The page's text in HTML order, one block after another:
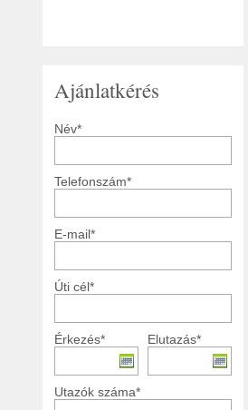
Ajánlatkérés
Név*
Telefonszám*
E-mail*
Úti cél*
Érkezés* Elutazás*
Utazók száma*